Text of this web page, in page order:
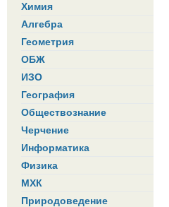
Химия
Алгебра
Геометрия
ОБЖ
ИЗО
География
Обществознание
Черчение
Информатика
Физика
МХК
Природоведение